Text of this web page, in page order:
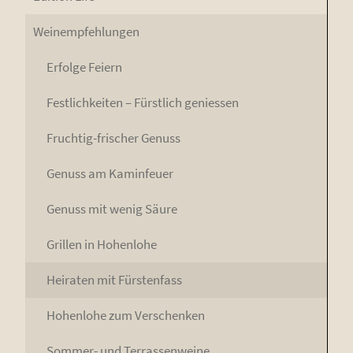
Wein­emp­feh­lun­gen
Erfol­ge Feiern
Fest­lich­kei­ten – Fürst­lich geniessen
Fruch­tig-fri­scher Genuss
Genuss am Kaminfeuer
Genuss mit wenig Säure
Gril­len in Hohenlohe
Hei­ra­ten mit Fürstenfass
Hohen­lo­he zum Verschenken